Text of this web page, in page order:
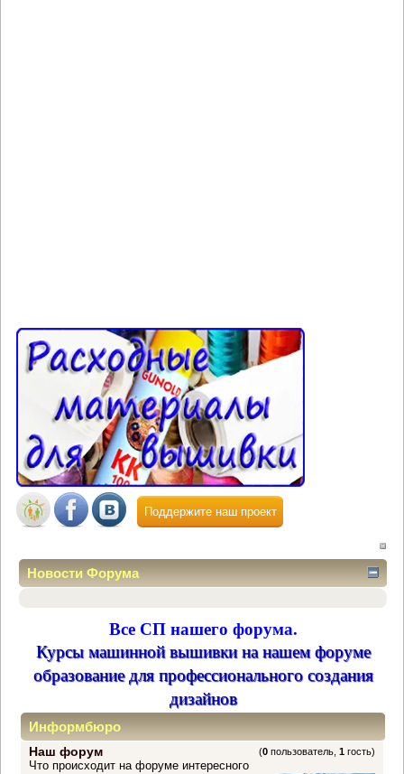
Поддержите наш проект
Новости Форума
Все СП нашего форума.
Курсы машинной вышивки на нашем форуме
образование для профессионального создания
дизайнов
Информбюро
Наш форум (0 пользователь,1 гость)
Что происходит на форуме интересного